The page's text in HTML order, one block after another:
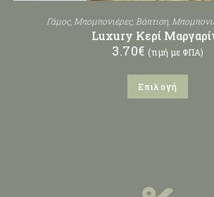
Γάμος, Μπομπονιέρες, Βάπτιση
Luxury Κερί
3.70€ (τιμή με ΦΠΑ)
Επιλογή